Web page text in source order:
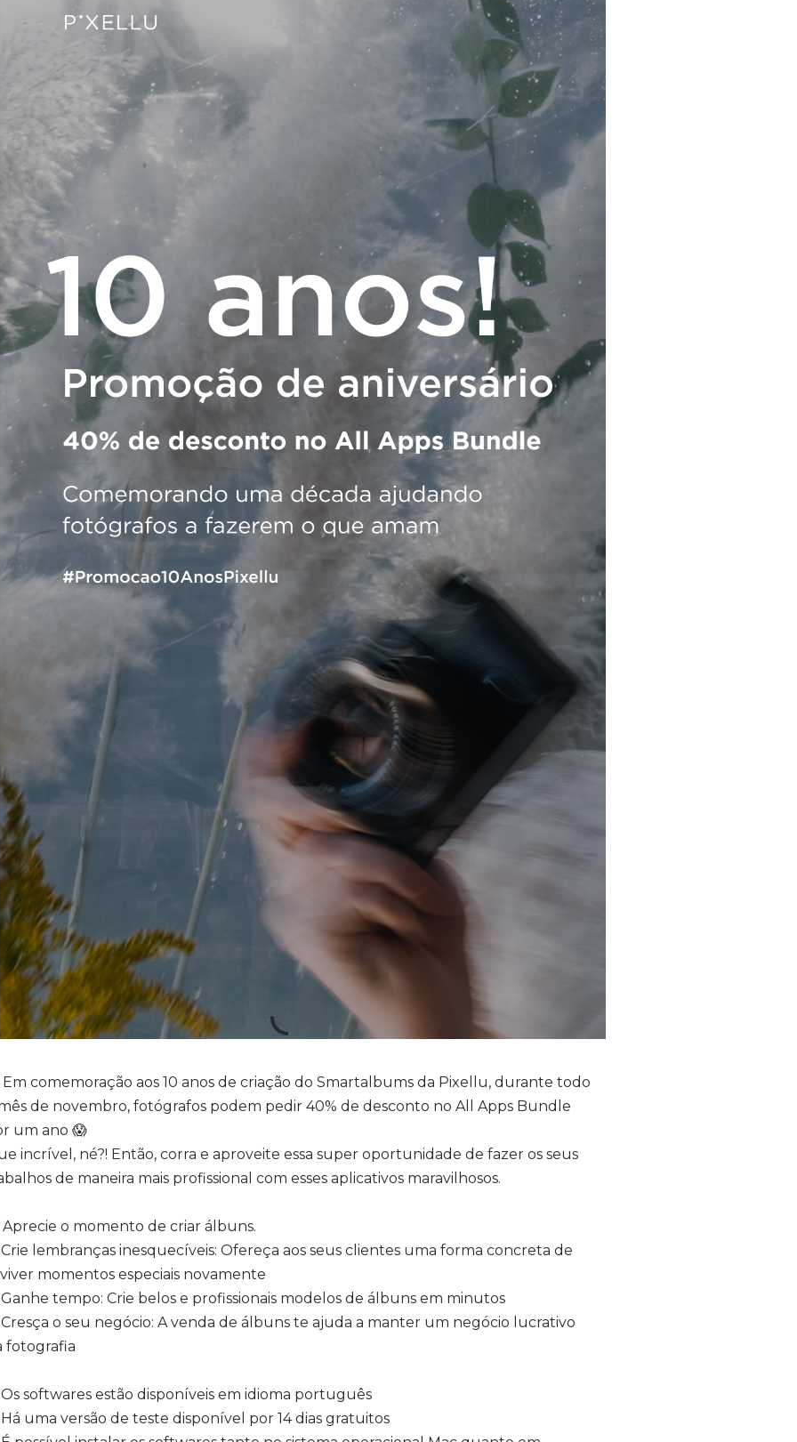
Em comemoração aos 10 anos de criação do Smartalbums da Pixellu, durante todo
de novembro, fotógrafos podem pedir 40% de desconto no All Apps Bundle
um ano 😱
incrível, né?! Então, corra e aproveite essa super oportunidade de fazer os seus
de maneira mais profissional com esses aplicativos maravilhosos.
Aprecie o momento de criar álbuns.
lembranças inesquecíveis: Ofereça aos seus clientes uma forma concreta de
momentos especiais novamente
tempo: Crie belos e profissionais modelos de álbuns em minutos
o seu negócio: A venda de álbuns te ajuda a manter um negócio lucrativo
fotografia
softwares estão disponíveis em idioma português
uma versão de teste disponível por 14 dias gratuitos